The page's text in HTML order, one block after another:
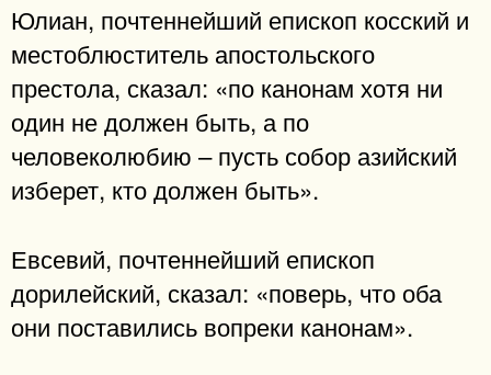
Юлиан, почтеннейший епископ косский и
местоблюститель апостольского
престола, сказал: «по канонам хотя ни
один не должен быть, а по
человеколюбию – пусть собор азийский
изберет, кто должен быть».
Евсевий, почтеннейший епископ
дорилейский, сказал: «поверь, что оба
они поставились вопреки канонам».